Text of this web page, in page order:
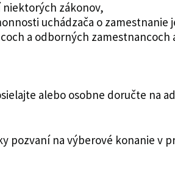
niektorých zákonov,
uchádzača o zamestnanie
a odborných
alebo osobne doručte na
pozvaní na výberové konanie v